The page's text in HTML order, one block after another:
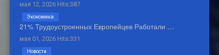
мая 12, 2026 Hits:387
21% Трудоустроенных Европейцев Работали …
мая 01, 2026 Hits:331
Экономика
Новости